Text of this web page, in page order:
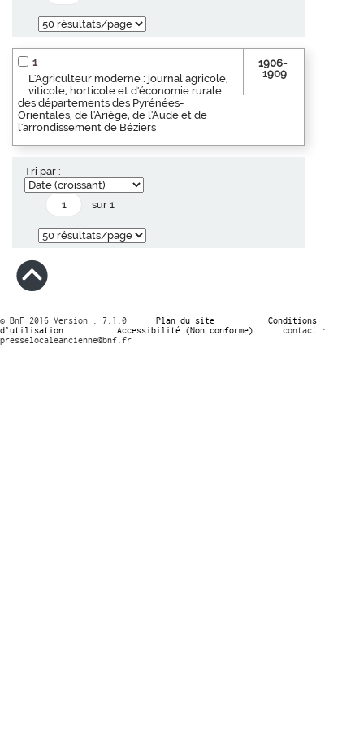
1
L'Agriculteur moderne : journal agricole,
viticole, horticole et d'économie rurale
des départements des Pyrénées-
Orientales, de l'Ariège, de l'Aude et de
l'arrondissement de Béziers
1906-
1909
Tri par :
sur 1
© BnF 2016 Version : 7.1.0 Plan du site
Conditions
d’utilisation
Accessibilité (Non conforme)
contact :
presselocaleancienne@bnf.fr